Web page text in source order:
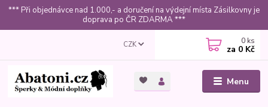
*** Při objednávce nad 1.000,- a doručení na výdejní místa Zásilkovny je
doprava po ČR ZDARMA ***
Menu
CZK 0 ks
za 0 Kč